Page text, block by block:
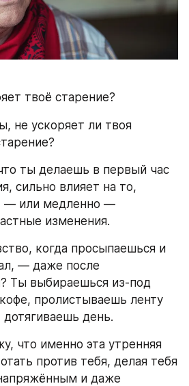
твоё старение?
не ускоряет ли твоя
ты делаешь в первый час
сильно влияет на то,
— или медленно —
изменения.
когда просыпаешься и
— даже после
Ты выбираешься из‑под
пролистываешь ленту
дотягиваешь день.
что именно эта утренняя
против тебя, делая тебя
и даже